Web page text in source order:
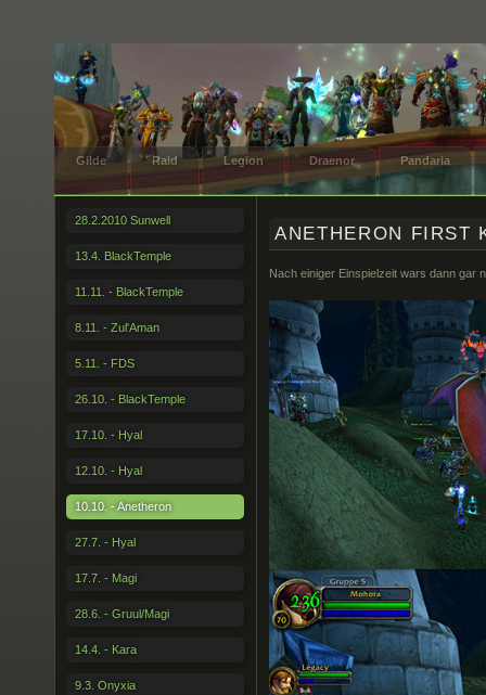
Gilde Raid Legion Draenor Pandaria
28.2.2010 Sunwell
13.4. BlackTemple
11.11. - BlackTemple
8.11. - Zul'Aman
5.11. - FDS
26.10. - BlackTemple
17.10. - Hyal
12.10. - Hyal
10.10. - Anetheron
27.7. - Hyal
17.7. - Magi
28.6. - Gruul/Magi
14.4. - Kara
9.3. Onyxia
ANETHERON FIRST
Nach einiger Einspielzeit wars dann gar